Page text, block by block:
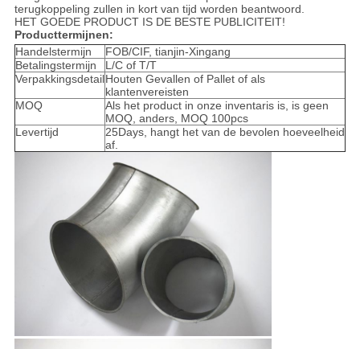
terugkoppeling zullen in kort van tijd worden beantwoord.
HET GOEDE PRODUCT IS DE BESTE PUBLICITEIT!
Producttermijnen:
Handelstermijn
FOB/CIF, tianjin-Xingang
Betalingstermijn
L/C of T/T
VerpakkingsdetailHouten Gevallen of Pallet of als
klantenvereisten
MOQ
Als het product in onze inventaris is, is geen
MOQ, anders, MOQ 100pcs
Levertijd
25Days, hangt het van de bevolen hoeveelheid
af.